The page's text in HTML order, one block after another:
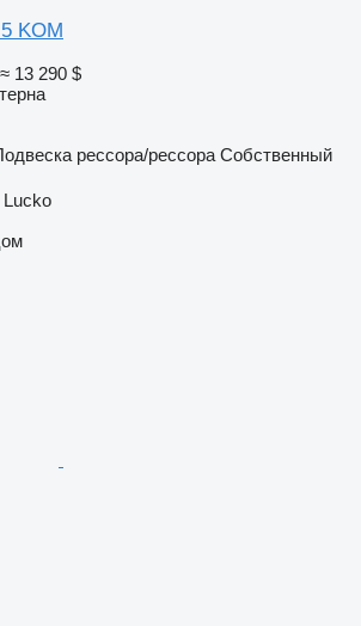
KOM
≈ 13 290 $
рессора/рессора Собственный
Lucko